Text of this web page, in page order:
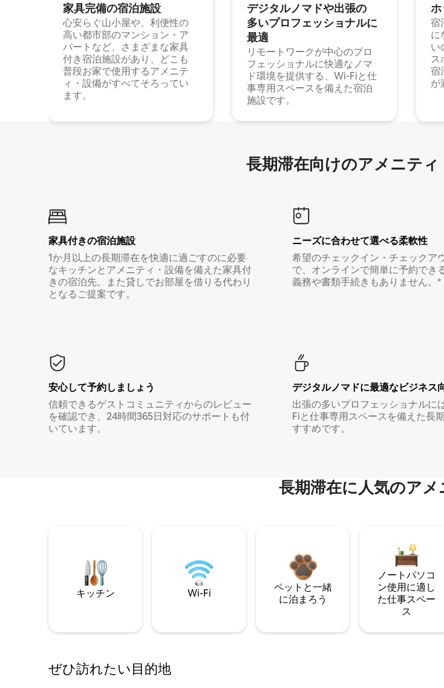
家具完備の宿⁠泊⁠施⁠設
心安らぐ山小屋や、利便性の
高い都市部のマンション・ア
パートなど、さまざまな家具
付き宿泊施設があり、どこも
普段お家で使用するアメニテ
ィ・設備がすべてそろってい
ます。
デジタルノマドや出⁠張⁠の
多⁠いプ⁠ロ⁠フ⁠ェ⁠ッ⁠シ⁠ョ⁠ナ⁠ル⁠に
最⁠適
リモートワークが中心のプロ
フェッショナルに快適なノマ
ド環境を提供する、Wi-Fiと仕
事専用スペースを備えた宿泊
施設です。
宿
に
い
ス
宿
が
長期滞在向け⁠のア⁠メ⁠ニ⁠テ⁠
家具付き⁠の宿⁠泊⁠施⁠設
1か月以上の長期滞在を快適に過ごすのに必要
なキッチンとアメニティ・設備を備えた家具付
きの宿泊先。また貸しでお部屋を借りる代わり
となるご提案です。
ニーズに合わせて選べる柔軟性
希望のチェックイン・チェックア
で、オンラインで簡単に予約でき
義務や書類手続きもありません。*
安心して予約しましょう
信頼できるゲストコミュニティからのレビュー
を確認でき、24時間365日対応のサポートも付
いています。
デジタルノマド⁠に最⁠適⁠なビ⁠ジ⁠ネ⁠ス⁠
出張の多いプロフェッショナルに
Fiと仕事専用スペースを備えた長
すすめです。
長期滞在に人気のア
キッチン Wi-Fi
ペットと一緒
に泊まろう
ノートパソコ
ン使用に適し
た仕事スペー
ス
ぜひ訪⁠れ⁠た⁠い目⁠的⁠地